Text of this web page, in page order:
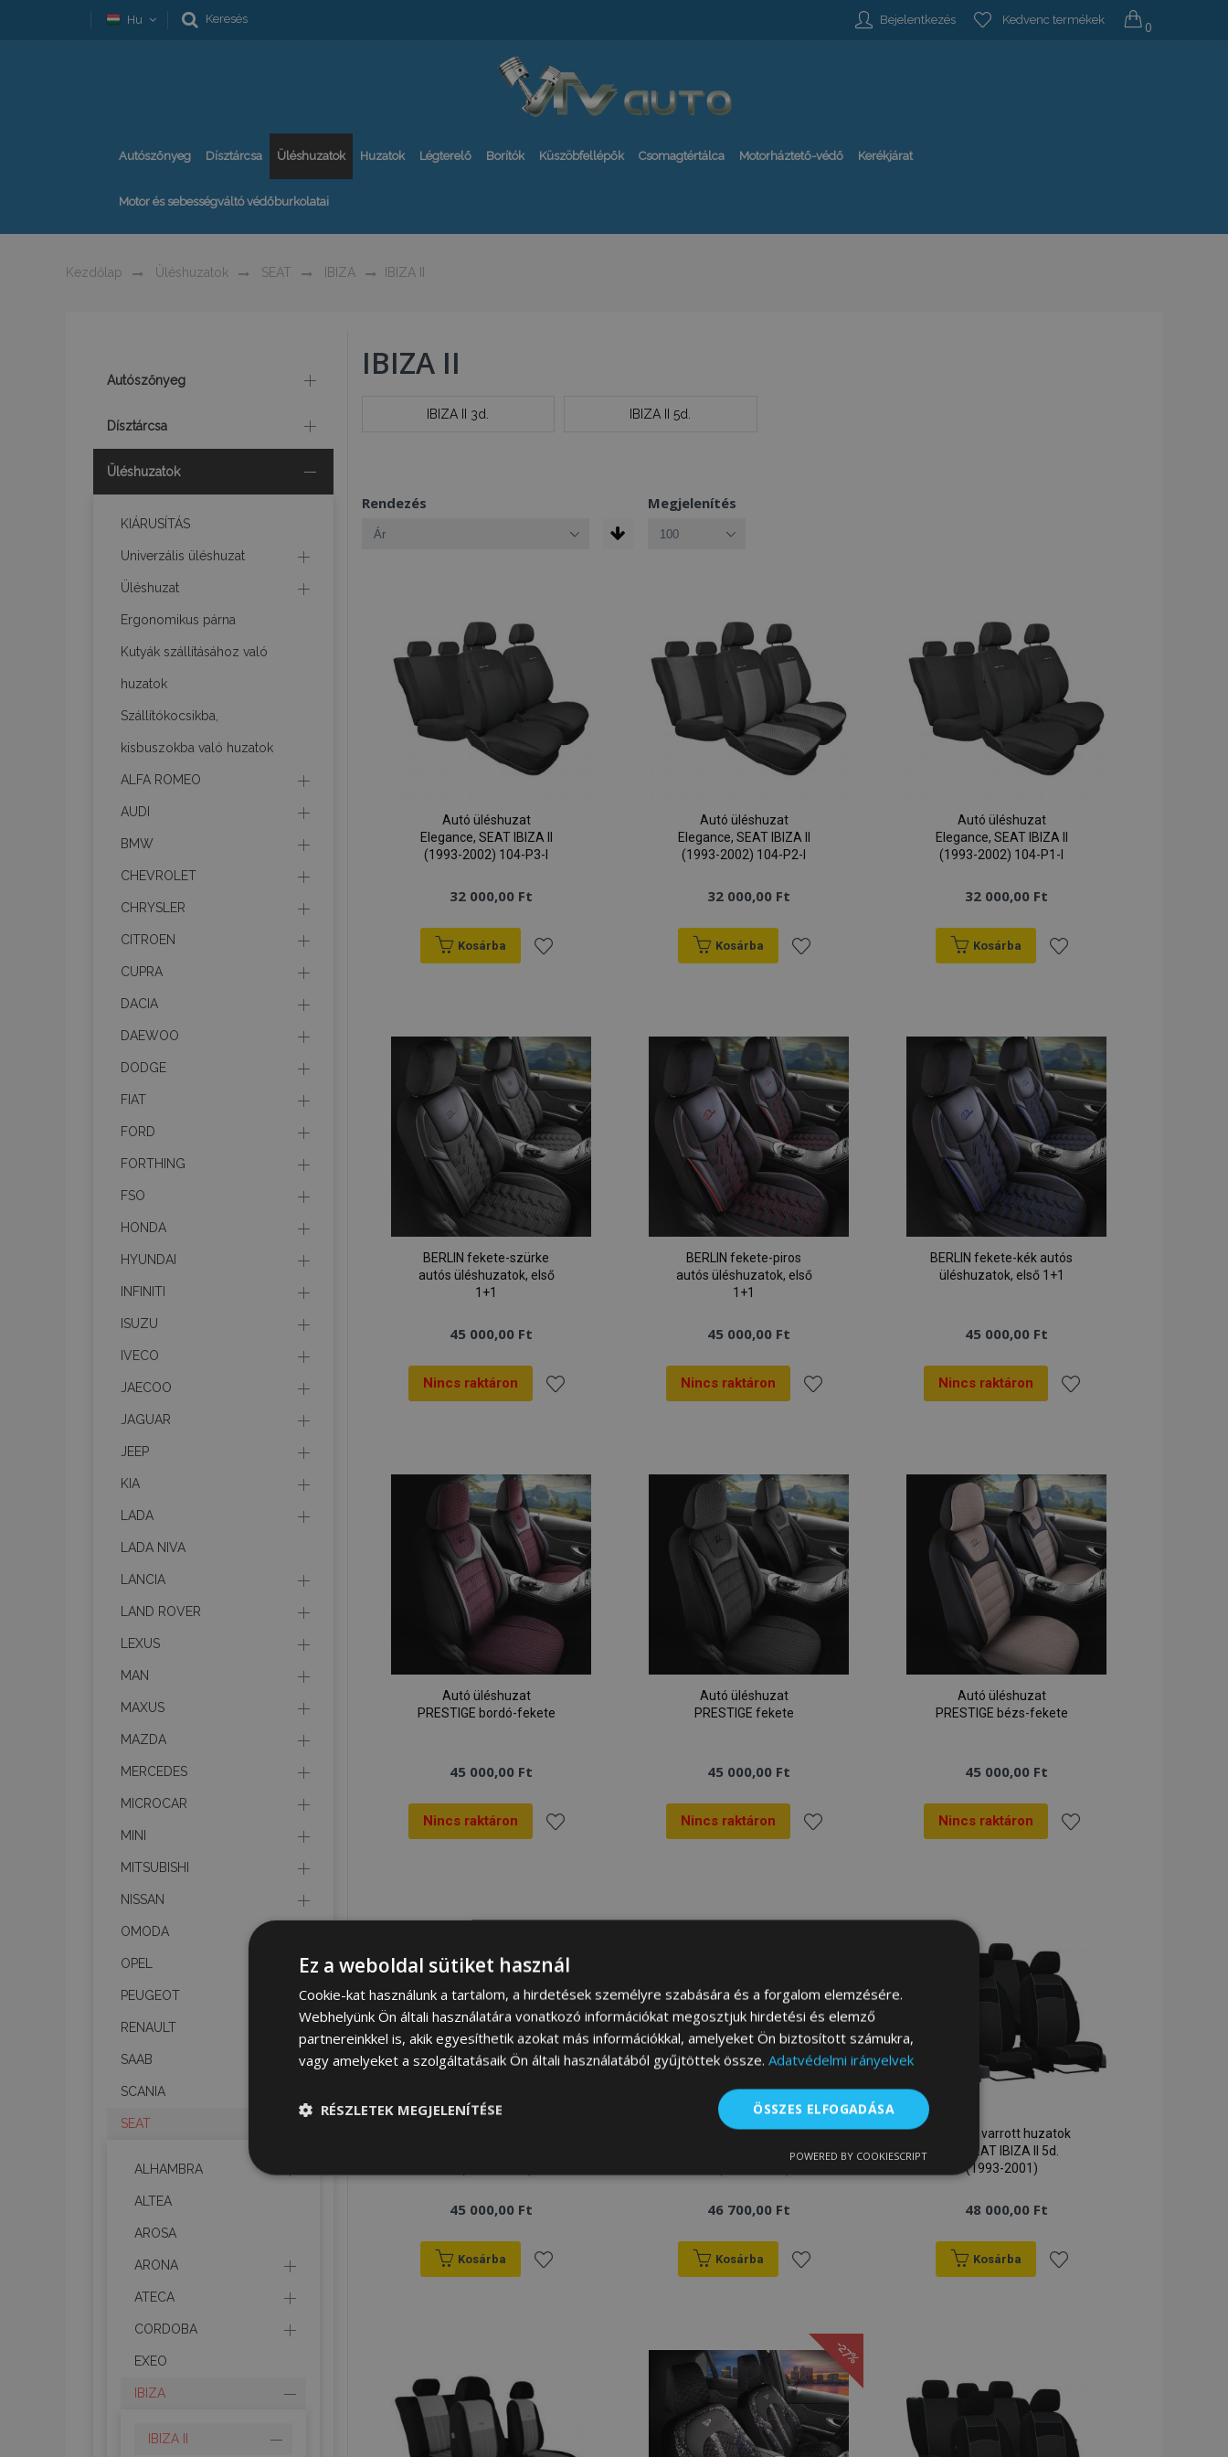
Hu Keresés Bejelentkezés Kedvenc termékek 0
Autószőnyeg Dísztárcsa Üléshuzatok Huzatok Légterelő Borítók Küszöbfellépők Csomagtértálca Motorháztető-védő Kerékjárat
Motor és sebességváltó védőburkolatai
Kezdőlap Üléshuzatok SEAT IBIZA IBIZA II
IBIZA II
IBIZA II 3d. IBIZA II 5d.
Rendezés Megjelenítés
Autó üléshuzat
Elegance, SEAT IBIZA II
(1993-2002) 104-P3-I
32 000,00 Ft
Kosárba
kívánságlistához
Autó üléshuzat
Elegance, SEAT IBIZA II
(1993-2002) 104-P2-I
32 000,00 Ft
Kosárba
kívánságlistához
Autó üléshuzat
Elegance, SEAT IBIZA II
(1993-2002) 104-P1-I
32 000,00 Ft
Kosárba
kívánságlistához
BERLIN fekete-szürke
autós üléshuzatok, első
1+1
45 000,00 Ft
Nincs raktáron
kívánságlistához
BERLIN fekete-piros
autós üléshuzatok, első
1+1
45 000,00 Ft
Nincs raktáron
kívánságlistához
BERLIN fekete-kék autós
üléshuzatok, első 1+1
45 000,00 Ft
Nincs raktáron
kívánságlistához
Autó üléshuzat
PRESTIGE bordó-fekete
45 000,00 Ft
Nincs raktáron
kívánságlistához
Autó üléshuzat
PRESTIGE fekete
45 000,00 Ft
Nincs raktáron
kívánságlistához
Autó üléshuzat
PRESTIGE bézs-fekete
45 000,00 Ft
Nincs raktáron
45 000,00 Ft
Kosárba
Méretre varrott huzatok
Elegance SEAT IBIZA II
46 700,00 Ft
Kosárba
kívánságlistához
Méretre varrott huzatok
Vip SEAT IBIZA II 5d.
(1993-2001)
48 000,00 Ft
Kosárba
-27%
Autószőnyeg
Dísztárcsa
Üléshuzatok
KIÁRUSÍTÁS
Univerzális üléshuzat
Üléshuzat
Ergonomikus párna
Kutyák szállításához való
huzatok
Szállítókocsikba,
kisbuszokba való huzatok
ALFA ROMEO
AUDI
BMW
CHEVROLET
CHRYSLER
CITROEN
CUPRA
DACIA
DAEWOO
DODGE
FIAT
FORD
FORTHING
FSO
HONDA
HYUNDAI
INFINITI
ISUZU
IVECO
JAECOO
JAGUAR
JEEP
KIA
LADA
LADA NIVA
LANCIA
LAND ROVER
LEXUS
MAN
MAXUS
MAZDA
MERCEDES
MICROCAR
MINI
MITSUBISHI
NISSAN
OMODA
OPEL
PEUGEOT
RENAULT
SAAB
SCANIA
SEAT
ALHAMBRA
ALTEA
AROSA
ARONA
ATECA
CORDOBA
EXEO
IBIZA
IBIZA II
Ez a weboldal sütiket használ
Cookie-kat használunk a tartalom, a hirdetések személyre szabására és a forgalom elemzésére.
Webhelyünk Ön általi használatára vonatkozó információkat megosztjuk hirdetési és elemző
partnereinkkel is, akik egyesíthetik azokat más információkkal, amelyeket Ön biztosított számukra,
vagy amelyeket a szolgáltatásaik Ön általi használatából gyűjtöttek össze. Adatvédelmi irányelvek
ÖSSZES ELFOGADÁSA
RÉSZLETEK MEGJELENÍTÉSE
szükséges
Funkcionalitás
Az elengedhetetlenül szükséges sütik lehetővé teszik a webhely alapvető funkcióit, például a felhasználói bejelentkezést és
a fiókkezelést. A weboldal nem használható megfelelően az elengedhetetlenül szükséges sütik nélkül.
Szolgáltató
Domain
Leírás
product_data_storage
Adobe Inc.
A legutóbb megtekintett / összehasonlított
termékekhez kapcsolódó termékadatok
konfigurációját tárolja.
POWERED BY COOKIESCRIPT